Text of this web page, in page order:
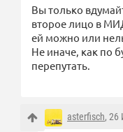
Вы только
второе лицо в
ей можно или
Не иначе, как по
перепутать.
asterfisch, 26